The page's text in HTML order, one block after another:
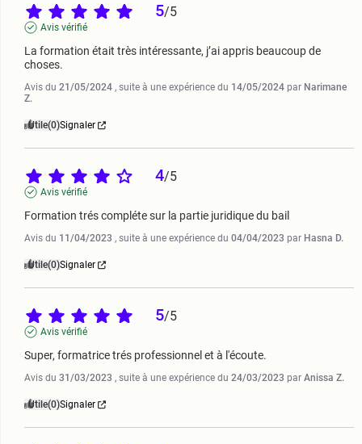
5/5
Avis vérifié
La formation était très intéressante, j’ai appris beaucoup de
choses.
Avis du 21/05/2024 , suite à une expérience du 14/05/2024 par Narimane
Z.
Utile(0)Signaler
4/5
Avis vérifié
Formation trés compléte sur la partie juridique du bail
Avis du 11/04/2023 , suite à une expérience du 04/04/2023 par Hasna D.
Utile(0)Signaler
5/5
Avis vérifié
Super, formatrice trés professionnel et à l'écoute.
Avis du 31/03/2023 , suite à une expérience du 24/03/2023 par Anissa Z.
Utile(0)Signaler